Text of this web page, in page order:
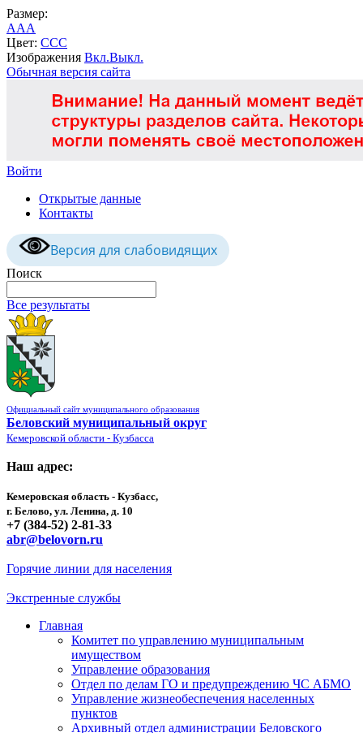
Размер:
AAA
Цвет: CCC
Изображения Вкл.Выкл.
Обычная версия сайта
Войти
Открытые данные
Контакты
Версия для слабовидящих
Поиск
Все результаты
Официальный сайт муниципального образования
Беловский муниципальный округ
Кемеровской области - Кузбасса
Наш адрес:
Кемеровская область - Кузбасс,
г. Белово, ул. Ленина, д. 10
+7 (384-52) 2-81-33
abr@belovorn.ru
Горячие линии для населения
Экстренные службы
Главная
Комитет по управлению муниципальным
имуществом
Управление образования
Отдел по делам ГО и предупреждению ЧС АБМО
Управление жизнеобеспечения населенных
пунктов
Архивный отдел администрации Беловского